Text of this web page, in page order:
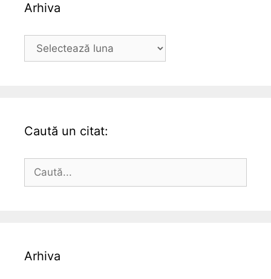
Arhiva
Arhiva
Caută un citat:
Caută
Arhiva